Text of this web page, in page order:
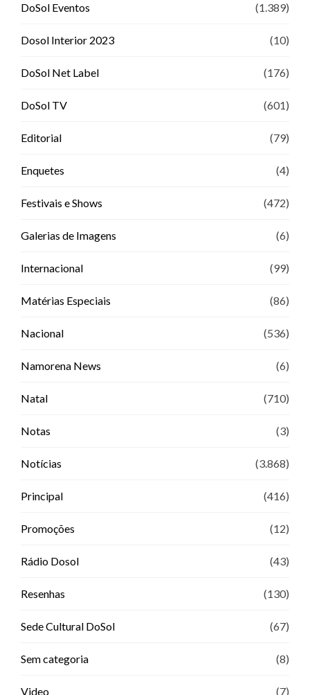
DoSol Eventos (1.389)
Dosol Interior 2023 (10)
DoSol Net Label (176)
DoSol TV (601)
Editorial (79)
Enquetes (4)
Festivais e Shows (472)
Galerias de Imagens (6)
Internacional (99)
Matérias Especiais (86)
Nacional (536)
Namorena News (6)
Natal (710)
Notas (3)
Notícias (3.868)
Principal (416)
Promoções (12)
Rádio Dosol (43)
Resenhas (130)
Sede Cultural DoSol (67)
Sem categoria (8)
Video (7)